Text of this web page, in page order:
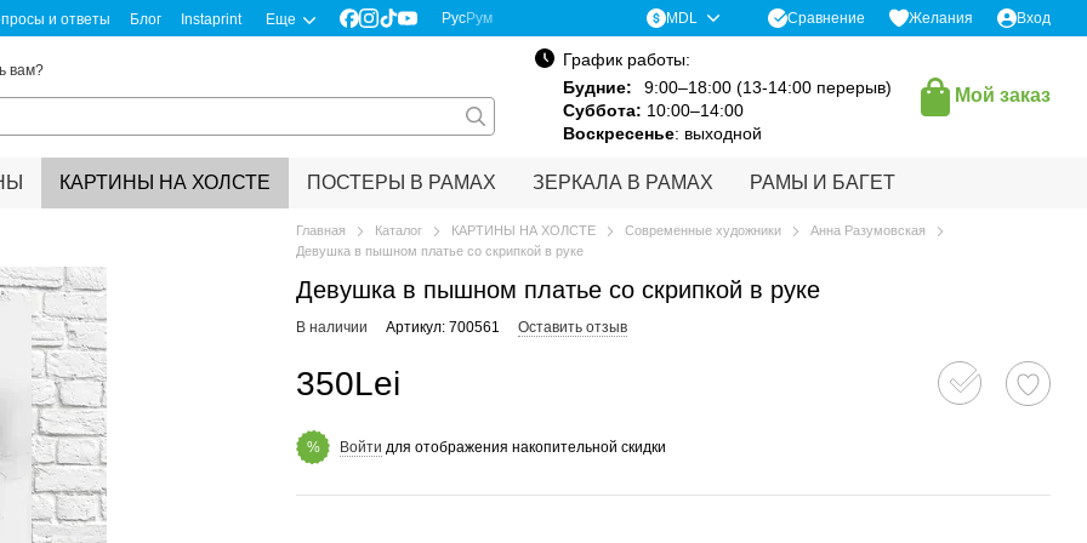
и ответы Блог Instaprint Еще РусРум MDL Сравнение Желания Вход
вам?
График работы:
Будние:
9:00–18:00 (13-14:00 перерыв)
Суббота: 10:00–14:00
Воскресенье: выходной
Мой заказ
КАРТИНЫ НА ХОЛСТЕ ПОСТЕРЫ В РАМАХ ЗЕРКАЛА В РАМАХ РАМЫ И БАГЕТ
Главная Каталог КАРТИНЫ НА ХОЛСТЕ Современные художники
Анна Разумовская
Девушка в пышном платье со скрипкой в ​​руке
Девушка в пышном платье со скрипкой в ​​руке
В наличии Артикул: 700561 Оставить отзыв
350Lei
% Войти для отображения накопительной скидки